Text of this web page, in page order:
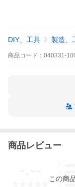
DIY、工具 製造、
商品 コード： 040331-
商品レビュー
3
この商